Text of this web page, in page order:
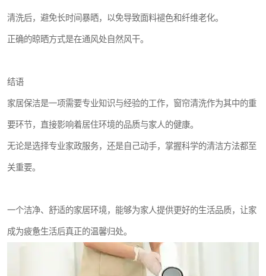
清洗后，避免长时间暴晒，以免导致面料褪色和纤维老化。
正确的晾晒方式是在通风处自然风干。
结语
家居保洁是一项需要专业知识与经验的工作，窗帘清洗作为其中的重
要环节，直接影响着居住环境的品质与家人的健康。
无论是选择专业家政服务，还是自己动手，掌握科学的清洁方法都至
关重要。
一个洁净、舒适的家居环境，能够为家人提供更好的生活品质，让家
成为疲惫生活后真正的温馨归处。